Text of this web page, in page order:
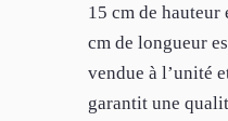
15 cm de hauteur
cm de longueur
vendue à l’unité
garantit une